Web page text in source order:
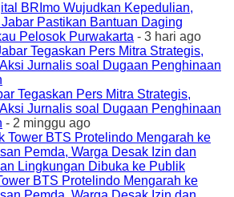
BRImo Wujudkan Kepedulian,
Pastikan Bantuan Daging
Pelosok Purwakarta - 3 hari ago
Tegaskan Pers Mitra Strategis,
Jurnalis soal Dugaan Penghinaan
- 2 minggu ago
BTS Protelindo Mengarah ke